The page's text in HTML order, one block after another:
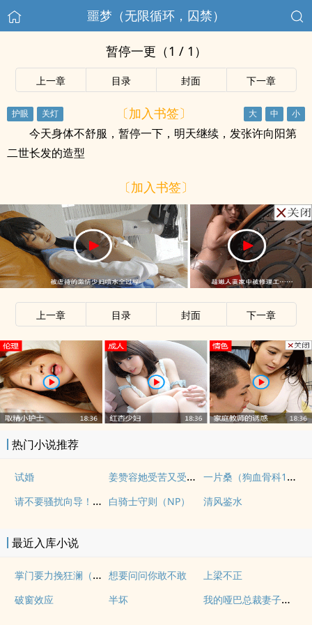
噩梦（无限循环，囚禁）
暂停一更（1 / 1）
上一章 目录 封面 下一章
〔加入书签〕
今天身体不舒服，暂停一下，明天继续，发张许向阳第
二世长发的造型
〔加入书签〕
上一章 目录 封面 下一章
热门小说推荐
试婚 姜赞容她受苦又受难（NPH）
一片桑（狗血骨科1v1）
请不要骚扰向导！（哨向NPH）
白骑士守则（NP） 清风鉴水
最近入库小说
掌门要力挽狂澜（重生NPH) 想要问问你敢不敢
上梁不正
破窗效应
半坏 我的哑巴总裁妻子（双A）